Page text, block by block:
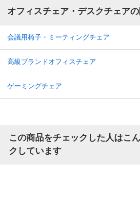
オフィスチェア・デスクチェア
会議用椅子・ミーティングチェア
高級ブランドオフィスチェア
ゲーミングチェア
この商品をチェックした人はこ
クしています